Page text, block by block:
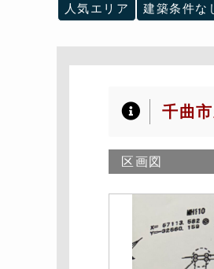
人気エリア 建築条件な
千曲
区画図